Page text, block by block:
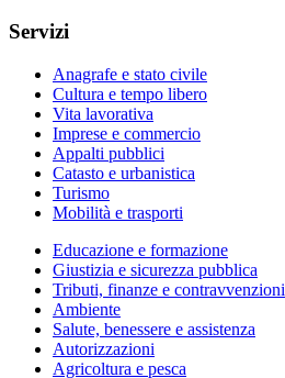
Servizi
Anagrafe e stato civile
Cultura e tempo libero
Vita lavorativa
Imprese e commercio
Appalti pubblici
Catasto e urbanistica
Turismo
Mobilità e trasporti
Educazione e formazione
Giustizia e sicurezza pubblica
Tributi, finanze e contravvenzioni
Ambiente
Salute, benessere e assistenza
Autorizzazioni
Agricoltura e pesca